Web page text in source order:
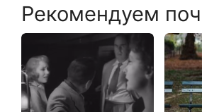
Рекомендуем